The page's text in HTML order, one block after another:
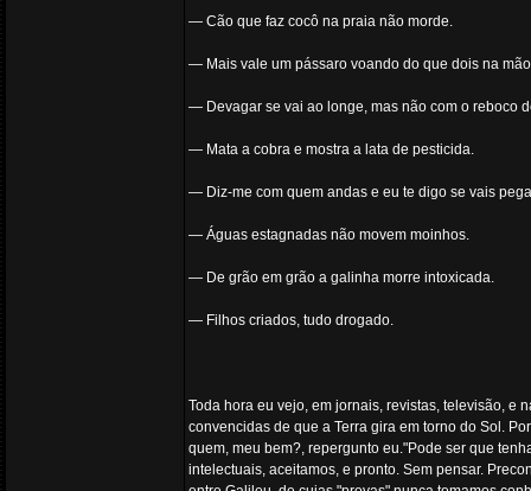
— Cão que faz cocô na praia não morde.
— Mais vale um pássaro voando do que dois na
— Devagar se vai ao longe, mas não com o reboco
— Mata a cobra e mostra a lata de pesticida.
— Diz-me com quem andas e eu te digo se vais
— Águas estagnadas não movem moinhos.
— De grão em grão a galinha morre intoxicada.
— Filhos criados, tudo drogado.
Toda hora eu vejo, em jornais, revistas, televisão, e
convencidas de que a Terra gira em torno do Sol.
quem, meu bem?, repergunto eu."Pode ser que
intelectuais, aceitamos, e pronto. Sem pensar.